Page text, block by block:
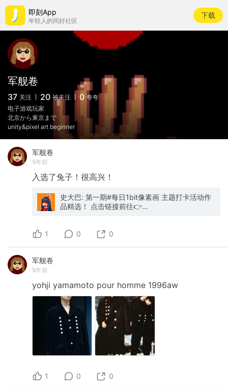
即刻App
年轻人的同好社区
下载
军舰卷
37 关注 20 被关注 0 夸夸
电子游戏玩家
北京から東京まで
unity&pixel art beginner
军舰卷
5年前
入选了兔子！很高兴！
史大巴: 第一期#每日1bit像素画 主题打卡活动作
品精选！ 点击链接前往👉
希望大家以作品被纳入精选为目标，加油呀！ 第
1 0 0
军舰卷
5年前
yohji yamamoto pour homme 1996aw
1 0 0